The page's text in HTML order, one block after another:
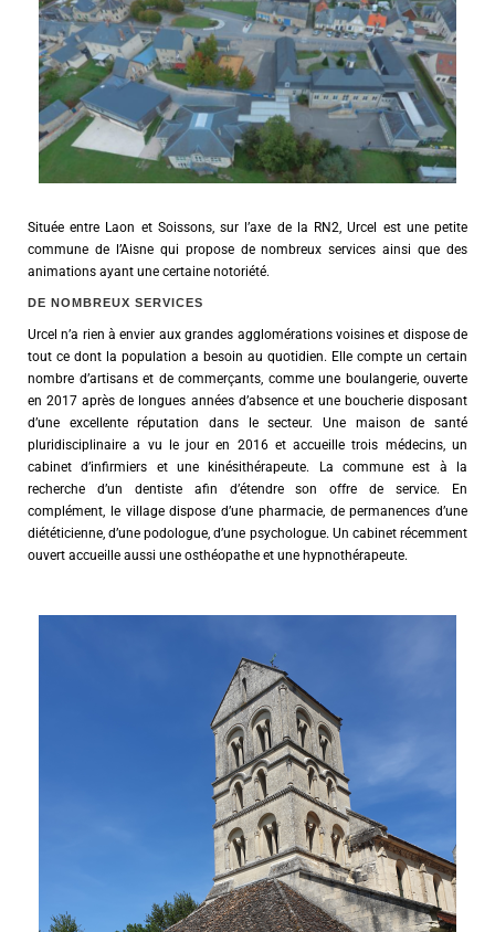
Située entre Laon et Soissons, sur l’axe de la RN2, Urcel est une petite
commune de l’Aisne qui propose de nombreux services ainsi que des
animations ayant une certaine notoriété.
DE NOMBREUX SERVICES
Urcel n’a rien à envier aux grandes agglomérations voisines et dispose de
tout ce dont la population a besoin au quotidien. Elle compte un certain
nombre d’artisans et de commerçants, comme une boulangerie, ouverte
en 2017 après de longues années d’absence et une boucherie disposant
d’une excellente réputation dans le secteur. Une maison de santé
pluridisciplinaire a vu le jour en 2016 et accueille trois médecins, un
cabinet d’infirmiers et une kinésithérapeute. La commune est à la
recherche d’un dentiste afin d’étendre son offre de service. En
complément, le village dispose d’une pharmacie, de permanences d’une
diététicienne, d’une podologue, d’une psychologue. Un cabinet récemment
ouvert accueille aussi une osthéopathe et une hypnothérapeute.